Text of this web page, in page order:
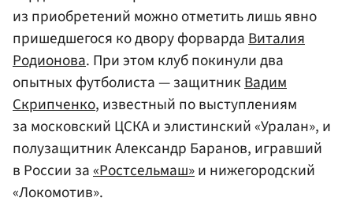
из приобретений можно отметить лишь явно
пришедшегося ко двору форвардаВиталия
Родионова. При этом клуб покинули два
опытных футболиста — защитникВадим
Скрипченко, известный по выступлениям
за московский ЦСКА и элистинский «Уралан», и
полузащитник Александр Баранов, игравший
в России за«Ростсельмаш»и нижегородский
«Локомотив».